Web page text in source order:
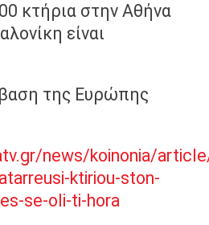
κτήρια στην Αθήνα
είναι
της Ευρώπης
news/koinonia/
ktiriou-ston-
se-oli-ti-hora